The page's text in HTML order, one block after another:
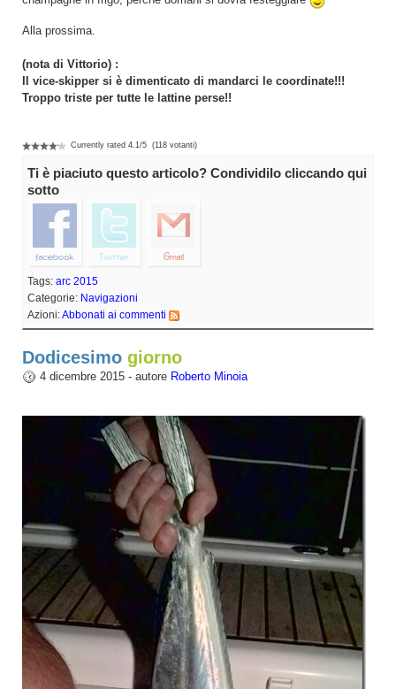
Alla prossima.
(nota di Vittorio) :
Il vice-skipper si è dimenticato di mandarci le coordinate!!!
Troppo triste per tutte le lattine perse!!
Currently rated 4.1/5 (118 votanti)
Ti è piaciuto questo articolo? Condividilo cliccando qui
sotto
Tags: arc 2015
Categorie: Navigazioni
Azioni:Abbonati ai commenti
Dodicesimo
4 dicembre 2015 - autore Roberto Minoia